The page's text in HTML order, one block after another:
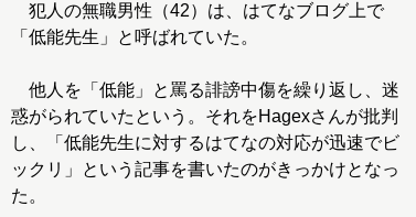
犯人の無職男性（42）は、はてなブログ上で
「低能先生」と呼ばれていた。
他人を「低能」と罵る誹謗中傷を繰り返し、迷
惑がられていたという。それをHagexさんが批判
し、「低能先生に対するはてなの対応が迅速でビ
ックリ」という記事を書いたのがきっかけとなっ
た。